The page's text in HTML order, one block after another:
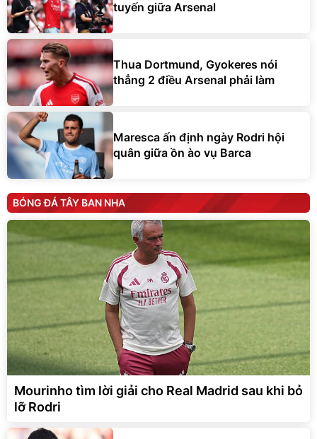
tuyến giữa Arsenal
Thua Dortmund, Gyokeres nói
thẳng 2 điều Arsenal phải làm
Maresca ấn định ngày Rodri hội
quân giữa ồn ào vụ Barca
BÓNG ĐÁ TÂY BAN NHA
Mourinho tìm lời giải cho Real Madrid sau khi bỏ
lỡ Rodri